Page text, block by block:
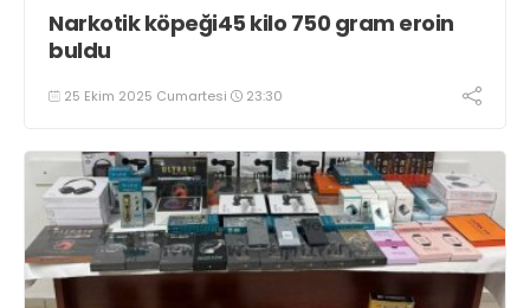
Narkotik köpeği45 kilo 750 gram eroin
buldu
25 Ekim 2025 Cumartesi 23:30